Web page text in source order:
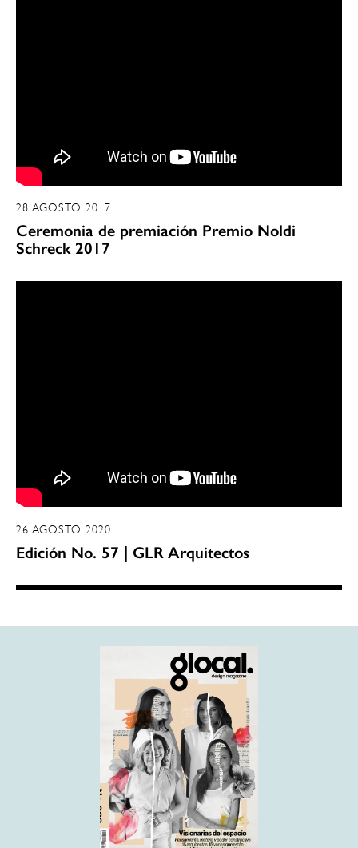
28 AGOSTO 2017
Ceremonia de premiación Premio Noldi
Schreck 2017
26 AGOSTO 2020
Edición No. 57 | GLR Arquitectos